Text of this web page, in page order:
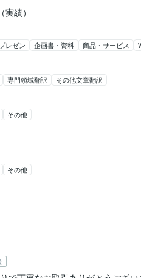
績）
レゼン 企画書・資料 商品・サービス
専門領域翻訳 その他文章翻訳
その他
その他